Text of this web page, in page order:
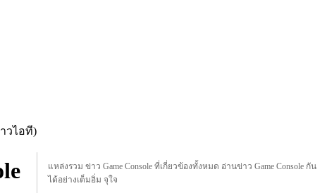
แหล่งรวม ข่าว Game Console ที่เกี่ยวข้องทั้งหมด อ่านข่าว Game Console กัน
ได้อย่างเต็มอิ่ม จุใจ